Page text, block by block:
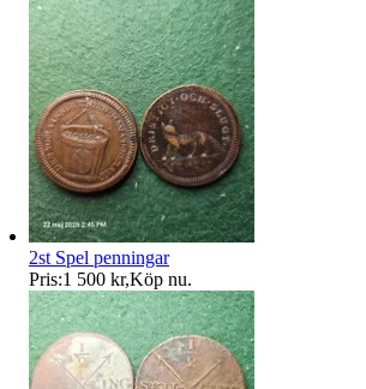
2st Spel penningar
Pris:1 500 kr,Köp nu.